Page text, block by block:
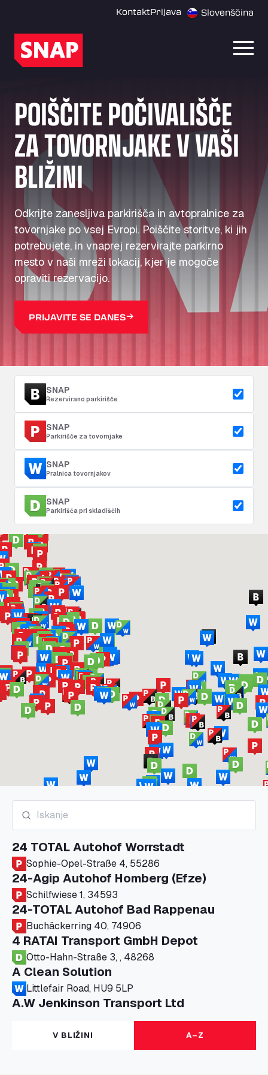
KontaktPrijava Slovenščina
POIŠČITE POČIVALIŠČE
ZA TOVORNJAKE V VAŠI
BLIŽINI
Odkrijte zanesljiva parkirišča in avtopralnice za
tovornjake po vsej Evropi. Poiščite storitve, ki jih
potrebujete, in vnaprej rezervirajte parkirno
mesto v naši mreži lokacij, kjer je mogoče
opraviti rezervacijo.
PRIJAVITE SE DANES
SNAP
Rezervirano parkirišče
SNAP
Parkirišče za tovornjake
SNAP
Pralnica tovornjakov
SNAP
Parkirišča pri skladiščih
24 TOTAL Autohof Worrstadt
Sophie-Opel-Straße 4, 55286
24-Agip Autohof Homberg (Efze)
Schilfwiese 1, 34593
24-TOTAL Autohof Bad Rappenau
Buchäckerring 40, 74906
4 RATAI Transport GmbH Depot
Otto-Hahn-Straße 3, , 48268
A Clean Solution
Littlefair Road, HU9 5LP
A.W Jenkinson Transport Ltd
Progress House, ME11 5GA
A+G Nettetal - Depot Parking
Am Panneschopp 7, 41334
V BLIŽINI A–Z